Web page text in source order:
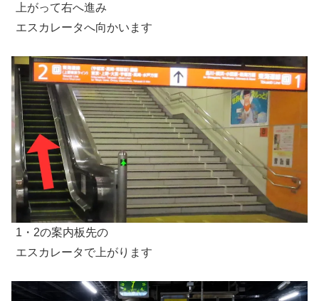
上がって右へ進み
エスカレータへ向かいます
1・2の案内板先の
エスカレータで上がります